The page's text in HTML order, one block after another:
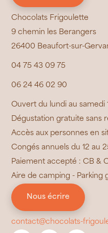
Chocolats Frigoulette
9 chemin les Berangers
26400 Beaufort-sur-
04 75 43 09 75
06 24 46 02 90
Ouvert du lundi au samedi
Dégustation gratuite sans
Accès aux personnes en
Congés annuels du 12 au
Paiement accepté : CB &
Aire de camping - Parking
Nous écrire
contact@chocolats-